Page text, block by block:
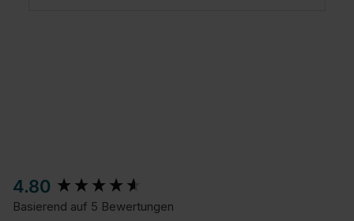
4.80
Basierend auf 5 Bewertungen
New content loaded